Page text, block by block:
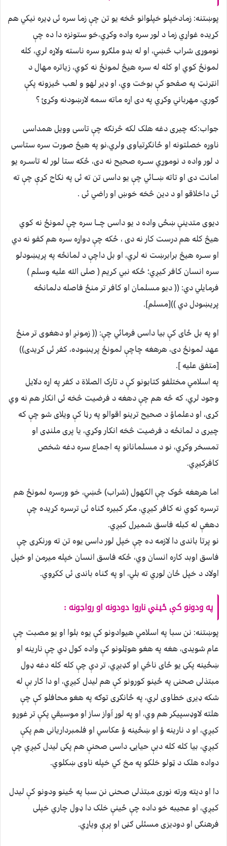
پوښتنه: زمادخپلو خپلوانو څخه یو تن چې زما سره ئی ډیره نیکي هم
کړیده غواړي زما د لور سره واده وکړي،خو ستونزه دا ده چې
نوموړی شراب څښي، او له بدو ملګرو سره ناسته ولاړه لري، کله
لمونځ کوي او کله له سره هیڅ لمونځ نه کوي، زیاتره مهال د
انټرنټ په صفحو کې بوخت وي، او ډیر لهو و لعب څیزونه پکې
ګوري، مهرباني وکړي په دی اړه ماته سمه لارښودنه وکړئ ؟
جواب:که چیری دغه هلک لکه څرنګه چې تاسی وویل همداسی
ناوړه خصلتونه او ځانګړتیاوی ولري،نو په هیڅ صورت سره ستاسی
د لور واده د نوموړي ســـره صحیح نه دی، ځکه ستا لور له تاســره یو
امانت دی او تاته ښـــائي چې یو داسی تن ته ئی په نکاح کړې چې ته
ئی داخلاقو او د دین څخه خوښ او راضي ئی .
دیوی متدینې ښځی واده د یو داسی چـــا سره چې لمونځ نه کوي
هیڅ کله هم درست کار نه دی ، ځکه چې دواړه سره هم کفو نه دي
او ســره هیڅ برابرښت نه لري، او بل داچې د لمانځه په پريښودلو
سره انسان کافر کیږي؛ ځکه نبي کریم ( صلی الله علیه وسلم )
فرمایلي دي: (( دیو مسلمان او کافر تر منځ فاصله دلمانځه
پریښودل دي ))[مسلم].
او په بل ځای کې بیا داسی فرمائي چې: (( زمونږ او دهغوی تر منځ
عهد لمونځ دی، هرهغه چاچې لمونځ پریښوده، کفر ئی کړیدی))
[متفق علیه ].
په اسلامي مختلفو کتابونو کې د تارک الصلاة د کفر په اړه دلایل
وجود لري، که څه هم چې دهغه د فرضیت څخه ئی انکار هم نه وي
کړی، او دعلماؤ د صحیح ترینو اقوالو په رڼا کې ویلای شو چې که
چیری د لمانځه د فرضیت څخه انکار وکړي، یا پری ملنډی او
تمسخر وکړي، نو د مسلمانانو په اجماع سره دغه شخص
کافرکیږي.
اما هرهغه څوک چې الکهول (شراب) څښي، خو ورسره لمونځ هم
ترسره کوي نه کافر کیږي، مګر کبیره ګناه ئی ترسره کړیده چې
دهغې له کبله فاسق شمیرل کیږي.
نو پرتا باندی دا لازمه ده چې خپل لور داسی یوه تن ته ورنکړی چې
فاسق اوبد کاره انسان وي، ځکه فاسق انسان خپله میرمن او خپل
اولاد د خپل ځان لوري ته بلي، او په ګناه باندی ئی ککړوي.
په ودونو کې ځيني ناروا دودونه او رواجونه :
پوښتنه: نن سبا په اسلامي هیوادونو کې یوه بلوا او یو مصبت چې
عام شویدی، هغه په هغو هوټلونو کې واده کول دي چې نارینه او
ښځینه پکی یو ځای ناڅي او ګډیږي، تر دې چې کله کله دغه ډول
مبتذلی صحنی په ځینو کورونو کې هم لیدل کیږي، او دا کار بې له
شکه ډیری خطاوی لري، په ځانګړی توګه په هغو محافلو کې چې
هلته لاوډسپیکر هم وي، او په لوړ آواز ساز او موسیقي پکې تر غوږو
کیږي، او د نارینه ؤ او ښځینه ؤ عکاسي او فلمبرداریانی هم پکې
کیږي، بیا کله کله دبې حیایۍ داسی صحنې هم پکی لیدل کیږي چې
دواده هلک د ټولو خلکو په مخ کي خپله ناوی ښکلوي.
دا او دیته ورته نوری مبتذلی صحنی نن سبا په ځینو ودونو کې لیدل
کیږي، او عجیبه خو داده چې ځینې خلک دا ډول چاري خپلی
فرهنګی او دودیزی مسئلی ګڼی او پرې ویاړي.